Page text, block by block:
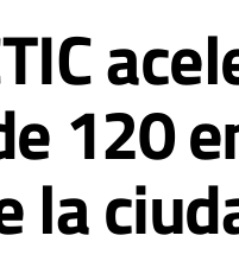
120
la